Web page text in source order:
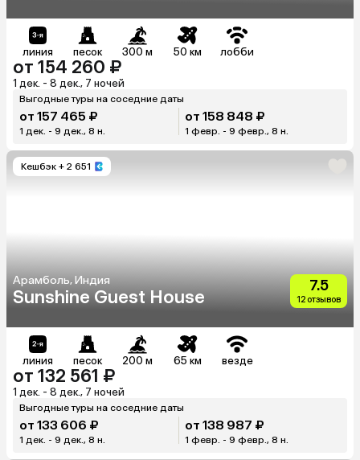
линия песок 300 м 50 км лобби
от 154 260 ₽
1 дек. - 8 дек., 7 ночей
Выгодные туры на соседние даты
от 157 465 ₽
1 дек. - 9 дек., 8 н.
от 158 848 ₽
1 февр. - 9 февр., 8 н.
Кешбэк + 2 651
Арамболь, Индия
Sunshine Guest House
7.5
12 отзывов
линия песок 200 м 65 км везде
от 132 561 ₽
1 дек. - 8 дек., 7 ночей
Выгодные туры на соседние даты
от 133 606 ₽
1 дек. - 9 дек., 8 н.
от 138 987 ₽
1 февр. - 9 февр., 8 н.